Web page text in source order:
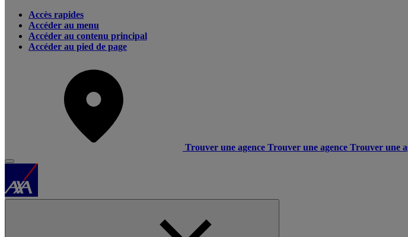
Accès rapides
Accéder au menu
Accéder au contenu principal
Accéder au pied de page
Trouver une agence Trouver une agence Trouver une